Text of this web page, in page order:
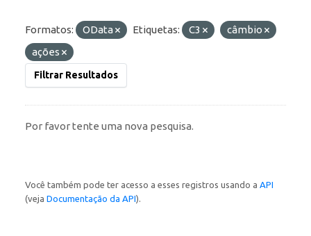
Formatos: OData Etiquetas: C3
câmbio
ações
Filtrar Resultados
Por favor tente uma nova pesquisa.
Você também pode ter acesso a esses registros usando a API
(veja Documentação da API).